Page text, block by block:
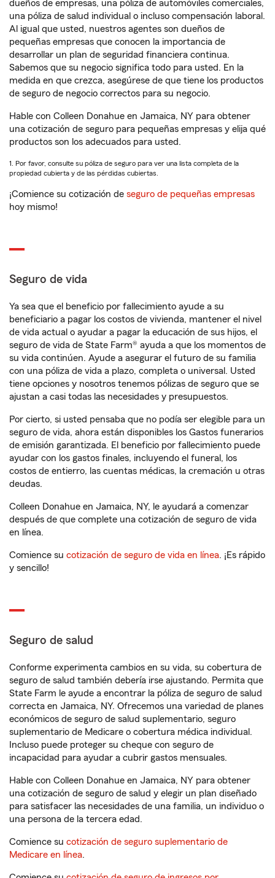
dueños de empresas, una póliza de automóviles comerciales,
una póliza de salud individual o incluso compensación laboral.
Al igual que usted, nuestros agentes son dueños de
pequeñas empresas que conocen la importancia de
desarrollar un plan de seguridad financiera continua.
Sabemos que su negocio significa todo para usted. En la
medida en que crezca, asegúrese de que tiene los productos
de seguro de negocio correctos para su negocio.
Hable con Colleen Donahue en Jamaica, NY para obtener
una cotización de seguro para pequeñas empresas y elija qué
productos son los adecuados para usted.
1. Por favor, consulte su póliza de seguro para ver una lista completa de la
propiedad cubierta y de las pérdidas cubiertas.
¡Comience su cotización de seguro de pequeñas empresas
hoy mismo!
Seguro de vida
Ya sea que el beneficio por fallecimiento ayude a su
beneficiario a pagar los costos de vivienda, mantener el nivel
de vida actual o ayudar a pagar la educación de sus hijos, el
seguro de vida de State Farm® ayuda a que los momentos de
su vida continúen. Ayude a asegurar el futuro de su familia
con una póliza de vida a plazo, completa o universal. Usted
tiene opciones y nosotros tenemos pólizas de seguro que se
ajustan a casi todas las necesidades y presupuestos.
Por cierto, si usted pensaba que no podía ser elegible para un
seguro de vida, ahora están disponibles los Gastos funerarios
de emisión garantizada. El beneficio por fallecimiento puede
ayudar con los gastos finales, incluyendo el funeral, los
costos de entierro, las cuentas médicas, la cremación u otras
deudas.
Colleen Donahue en Jamaica, NY, le ayudará a comenzar
después de que complete una cotización de seguro de vida
en línea.
Comience su cotización de seguro de vida en línea. ¡Es rápido
y sencillo!
Seguro de salud
Conforme experimenta cambios en su vida, su cobertura de
seguro de salud también debería irse ajustando. Permita que
State Farm le ayude a encontrar la póliza de seguro de salud
correcta en Jamaica, NY. Ofrecemos una variedad de planes
económicos de seguro de salud suplementario, seguro
suplementario de Medicare o cobertura médica individual.
Incluso puede proteger su cheque con seguro de
incapacidad para ayudar a cubrir gastos mensuales.
Hable con Colleen Donahue en Jamaica, NY para obtener
una cotización de seguro de salud y elegir un plan diseñado
para satisfacer las necesidades de una familia, un individuo o
una persona de la tercera edad.
Comience su cotización de seguro suplementario de
Medicare en línea.